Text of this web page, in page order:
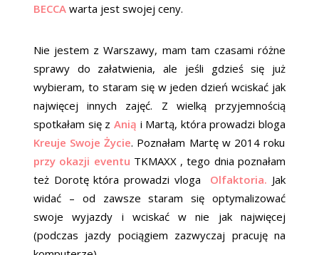
BECCA warta jest swojej ceny.
Nie jestem z Warszawy, mam tam czasami różne
sprawy do załatwienia, ale jeśli gdzieś się już
wybieram, to staram się w jeden dzień wciskać jak
najwięcej innych zajęć. Z wielką przyjemnością
spotkałam się z Anią i Martą, która prowadzi bloga
Kreuje Swoje Życie. Poznałam Martę w 2014 roku
przy okazji eventu TKMAXX , tego dnia poznałam
też Dorotę która prowadzi vloga
Olfaktoria. Jak
widać – od zawsze staram się optymalizować
swoje wyjazdy i wciskać w nie jak najwięcej
(podczas jazdy pociągiem zazwyczaj pracuję na